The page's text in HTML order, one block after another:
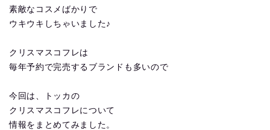
素敵なコスメばかりで
ウキウキしちゃいました♪
クリスマスコフレは
毎年予約で完売するブランドも多いので
今回は、トッカの
クリスマスコフレについて
情報をまとめてみました。